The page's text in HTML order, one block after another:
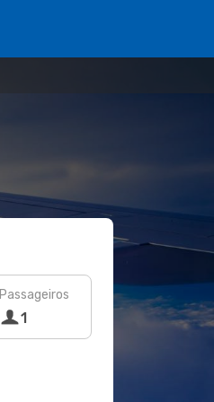
Passageiros
1